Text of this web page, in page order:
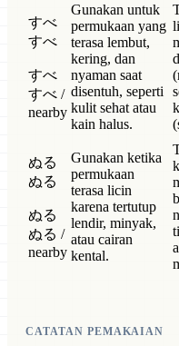
すべ
すべ
すべ
すべ /
nearby
Gunakan untuk
permukaan yang
terasa lembut,
kering, dan
nyaman saat
disentuh, seperti
kulit sehat atau
kain halus.
ぬる
ぬる
ぬる
ぬる /
nearby
Gunakan ketika
permukaan
terasa licin
karena tertutup
lendir, minyak,
atau cairan
kental.
CATATAN PEMAKAIAN